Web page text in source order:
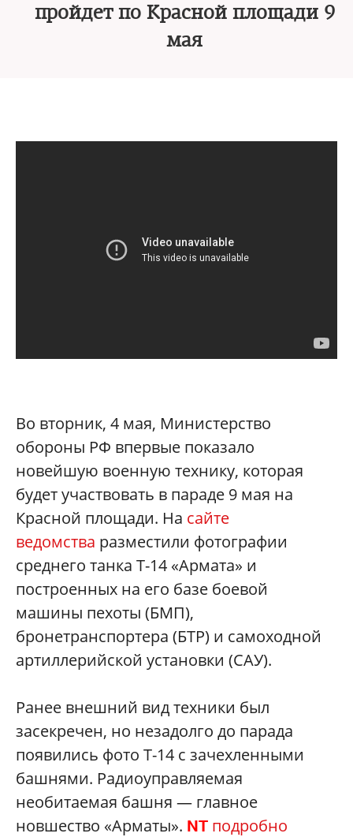
пройдет по Красной площади 9
мая
Во вторник, 4 мая, Министерство
обороны РФ впервые показало
новейшую военную технику, которая
будет участвовать в параде 9 мая на
Красной площади. На сайте
ведомства разместили фотографии
среднего танка Т-14 «Армата» и
построенных на его базе боевой
машины пехоты (БМП),
бронетранспортера (БТР) и самоходной
артиллерийской установки (САУ).
Ранее внешний вид техники был
засекречен, но незадолго до парада
появились фото Т-14 с зачехленными
башнями. Радиоуправляемая
необитаемая башня — главное
новшество «Арматы». NT подробно